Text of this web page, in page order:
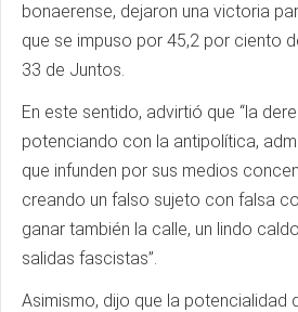
bonaerense, dejaron una victoria
que se impuso por 45,2 por ciento
33 de Juntos.
En este sentido, advirtió que “la
potenciando con la antipolítica,
que infunden por sus medios
creando un falso sujeto con falsa
ganar también la calle, un lindo
salidas fascistas”.
Asimismo, dijo que la potencialidad